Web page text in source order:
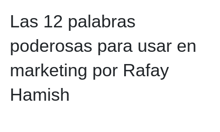
Las 12 palabras
poderosas para usar en
marketing por Rafay
Hamish